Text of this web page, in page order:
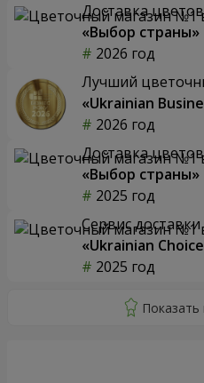
Доставка
«Выбор страны»
2026 год
Лучший
«Ukrainian
2026 год
Доставка
«Выбор страны»
2025 год
Сервис
«Ukrainian
2025 год